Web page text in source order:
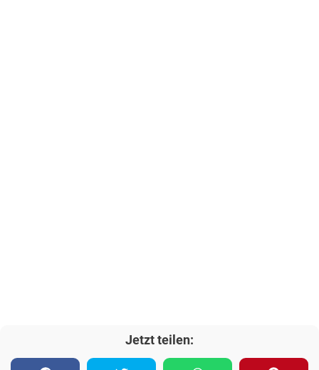
Jetzt teilen: